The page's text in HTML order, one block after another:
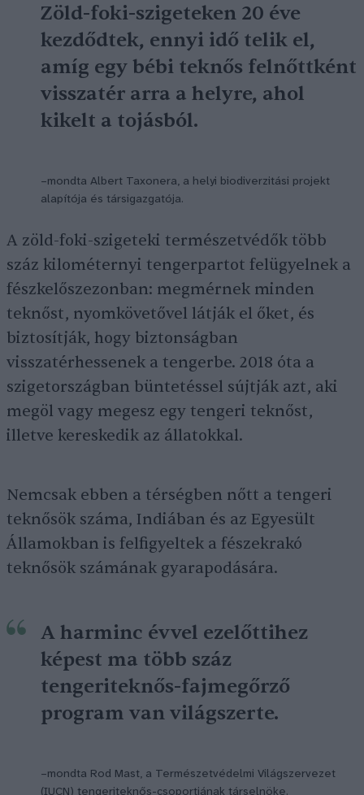
Zöld-foki-szigeteken 20 éve
kezdődtek, ennyi idő telik el,
amíg egy bébi teknős felnőttként
visszatér arra a helyre, ahol
kikelt a tojásból.
–mondta Albert Taxonera, a helyi biodiverzitási projekt
alapítója és társigazgatója.
A zöld-foki-szigeteki természetvédők több
száz kilométernyi tengerpartot felügyelnek a
fészkelőszezonban: megmérnek minden
teknőst, nyomkövetővel látják el őket, és
biztosítják, hogy biztonságban
visszatérhessenek a tengerbe. 2018 óta a
szigetországban büntetéssel sújtják azt, aki
megöl vagy megesz egy tengeri teknőst,
illetve kereskedik az állatokkal.
Nemcsak ebben a térségben nőtt a tengeri
teknősök száma, Indiában és az Egyesült
Államokban is felfigyeltek a fészekrakó
teknősök számának gyarapodására.
A harminc évvel ezelőttihez
képest ma több száz
tengeriteknős-fajmegőrző
program van világszerte.
–mondta Rod Mast, a Természetvédelmi Világszervezet
(IUCN) tengeriteknős-csoportjának társelnöke.